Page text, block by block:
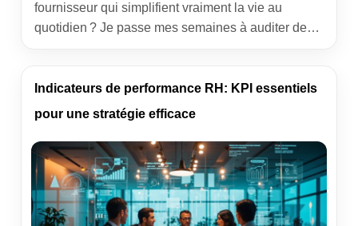
fournisseur qui simplifient vraiment la vie au
quotidien ? Je passe mes semaines à auditer des
ce qui bloque, ce qui accélère et ce qui apporte un
vrai gain de sérénité. Voici mon comparatif clair,
Indicateurs de performance RH: KPI essentiels
pour une stratégie efficace